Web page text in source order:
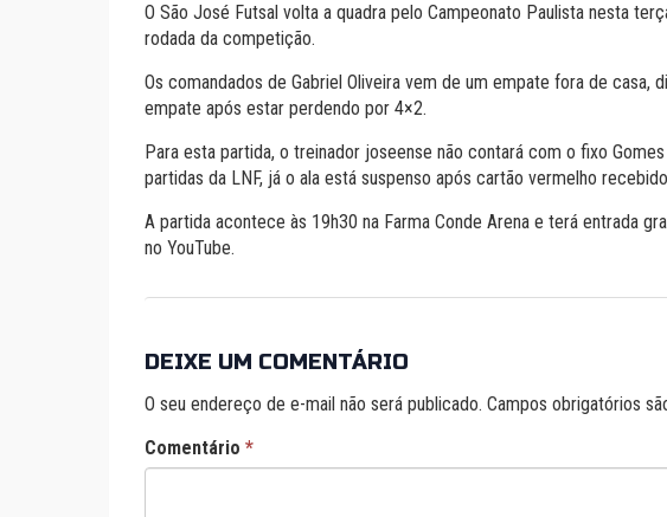
O São José Futsal volta a quadra pelo Campeonato Paulista nesta
rodada da competição.
Os comandados de Gabriel Oliveira vem de um empate fora de casa,
empate após estar perdendo por 4×2.
Para esta partida, o treinador joseense não contará com o fixo
partidas da LNF, já o ala está suspenso após cartão vermelho
A partida acontece às 19h30 na Farma Conde Arena e terá entrada
no YouTube.
DEIXE UM COMENTÁRIO
O seu endereço de e-mail não será publicado. Campos obrigatórios
Comentário *